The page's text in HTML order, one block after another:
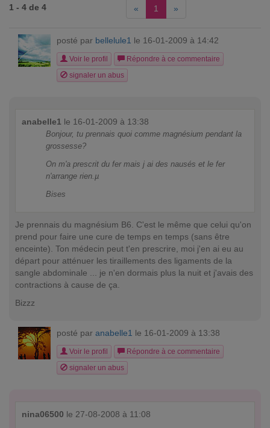
1 - 4 de 4 « 1 »
posté par bellelule1 le 16-01-2009 à 14:42
Voir le profil
Répondre à ce commentaire
signaler un abus
anabelle1 le 16-01-2009 à 13:38
Bonjour, tu prennais quoi comme magnésium pendant la
grossesse?
On m'a prescrit du fer mais j ai des nausés et le fer
n'arrange rien.µ
Bises
Je prennais du magnésium B6. C'est le même que celui qu'on
prend pour faire une cure de temps en temps (sans être
enceinte). Ton médecin peut t'en prescrire, moi j'en ai eu au
départ pour atténuer les tiraillements des ligaments de la
sangle abdominale ... je n'en dormais plus la nuit et j'avais des
contractions à cause de ça.
Bizzz
posté par anabelle1 le 16-01-2009 à 13:38
Voir le profil
Répondre à ce commentaire
signaler un abus
nina06500 le 27-08-2008 à 11:08